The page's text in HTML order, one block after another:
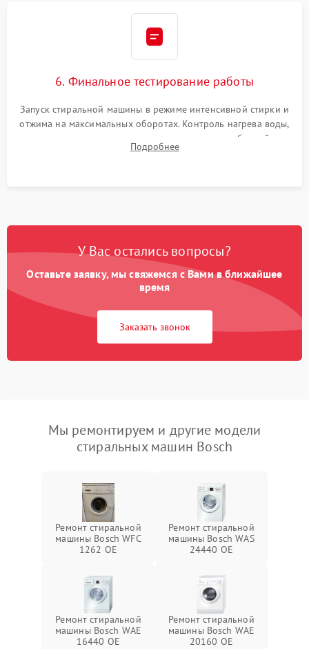
6. Финальное тестирование работы
Запуск стиральной машины в режиме интенсивной стирки и
отжима на максимальных оборотах. Контроль нагрева воды,
корректности слива, отсутствия излишних вибраций,
посторонних стуков и протечек под корпусом.
Подробнее
У Вас остались вопросы?
Оставьте заявку, мы свяжемся с Вами в ближайшее
время
Заказать звонок
Мы ремонтируем и другие модели
стиральных машин Bosch
Ремонт стиральной
машины Bosch WFC
1262 OE
Ремонт стиральной
машины Bosch WAS
24440 OE
Ремонт стиральной
машины Bosch WAE
16440 OE
Ремонт стиральной
машины Bosch WAE
20160 OE